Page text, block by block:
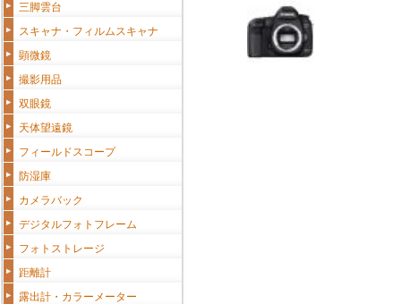
三脚雲台
スキャナ・フィルムスキャナ
顕微鏡
撮影用品
双眼鏡
天体望遠鏡
フィールドスコープ
防湿庫
カメラバック
デジタルフォトフレーム
フォトストレージ
距離計
露出計・カラーメーター